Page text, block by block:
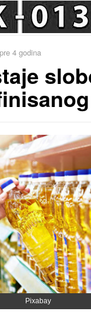
pre 4 godina
Pixabay